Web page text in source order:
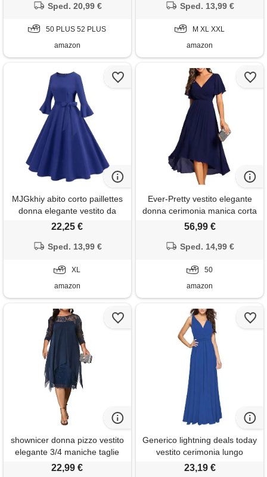
increspato da sera formale,
Sped. 20,99 €
50 PLUS 52 PLUS
amazon
spiaggia taglie forti abito da
unita vacanza vestito boho
Sped. 13,99 €
M XL XXL
amazon
MJGkhiy abito corto paillettes
donna elegante vestito da
cerimonia curvy oro vestito
per capodanno nero scollo a v
da sera
22,25 €
Sped. 13,99 €
XL
amazon
Ever-Pretty vestito elegante
donna cerimonia manica corta
collo a v gonna midi blu navy
56,99 €
Sped. 14,99 €
50
amazon
shownicer donna pizzo vestito
elegante 3/4 maniche taglie
forti vestiti da cerimonia
22,99 €
Generico lightning deals today
vestito cerimonia lungo
maggio vestito giallo lungo
23,19 €